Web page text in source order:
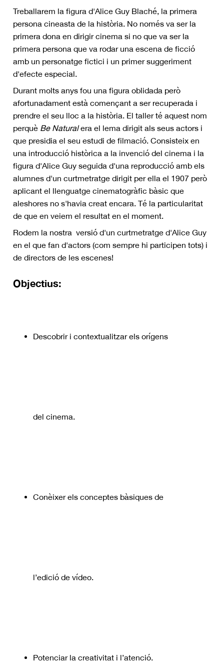
Treballarem la figura d'Alice Guy Blaché, la primera
persona cineasta de la història. No només va ser la
primera dona en dirigir cinema si no que va ser la
primera persona que va rodar una escena de ficció
amb un personatge fictici i un primer suggeriment
d'efecte especial.
Durant molts anys fou una figura oblidada però
afortunadament està començant a ser recuperada i
prendre el seu lloc a la història. El taller té aquest nom
perquè Be Naturalera el lema dirigit als seus actors i
que presidia el seu estudi de filmació. Consisteix en
una introducció històrica a la invenció del cinema i la
figura d'Alice Guy seguida d'una reproducció amb els
alumnes d'un curtmetratge dirigit per ella el 1907 però
aplicant el llenguatge cinematogràfic bàsic que
aleshores no s'havia creat encara. Té la particularitat
de que en veiem el resultat en el moment.
Rodem la nostra versió d'un curtmetratge d'Alice Guy
en el que fan d'actors (com sempre hi participen tots) i
de directors de les escenes!
Objectius:
Descobrir i contextualitzar els orígens
del cinema.
Conèixer els conceptes bàsiques de
l’edició de vídeo.
Potenciar la creativitat i l’atenció.